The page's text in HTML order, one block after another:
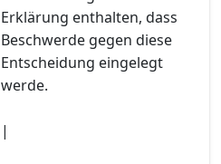
Erklärung enthalten, dass
Beschwerde gegen diese
Entscheidung eingelegt
werde.
|